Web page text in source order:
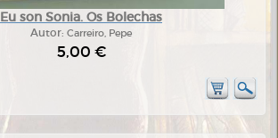
Eu son Sonia. Os Bolechas
Autor: Carreiro, Pepe
5,00 €